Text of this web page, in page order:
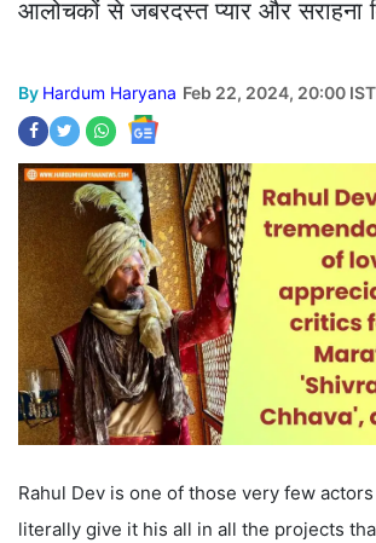
आलोचकों से जबरदस्त प्यार और सराहना
By Hardum Haryana Feb 22, 2024, 20:00 IST
Rahul Dev is one of those very few
literally give it his all in all the projects